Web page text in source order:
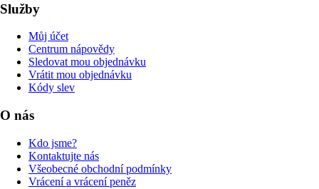
Služby
Můj účet
Centrum nápovědy
Sledovat mou objednávku
Vrátit mou objednávku
Kódy slev
O nás
Kdo jsme?
Kontaktujte nás
Všeobecné obchodní podmínky
Vrácení a vrácení peněz